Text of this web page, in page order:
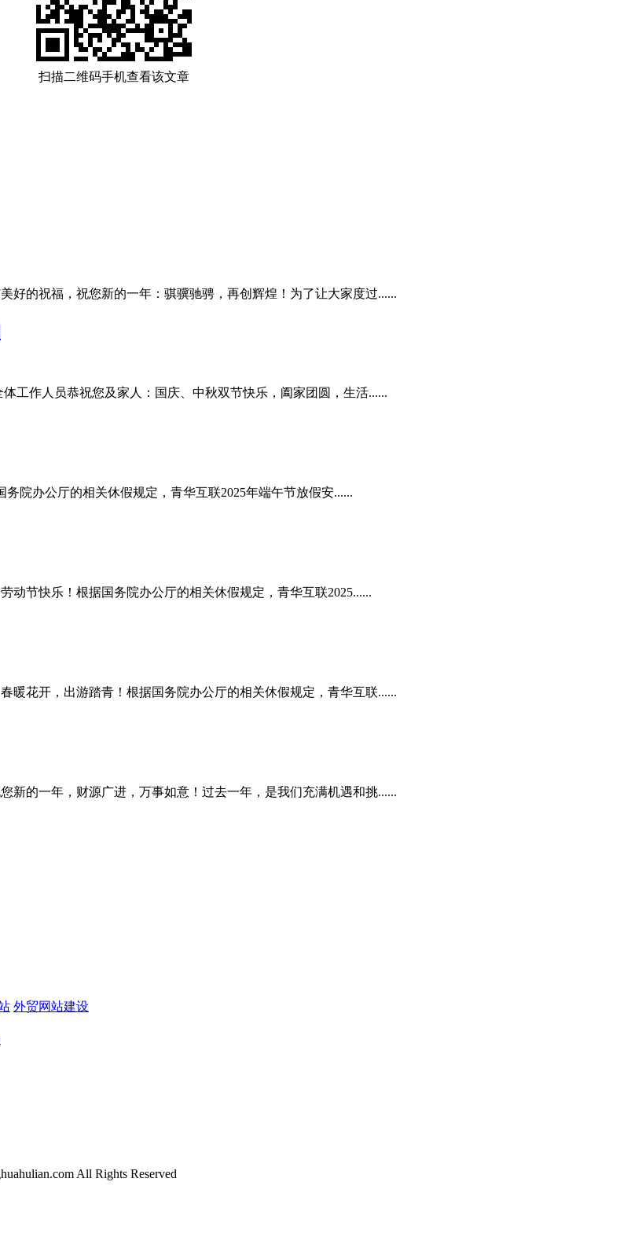
扫描二维码手机查看该文章
好的祝福，祝您新的一年：骐骥驰骋，再创辉煌！为了让大家度过......
工作人员恭祝您及家人：国庆、中秋双节快乐，阖家团圆，生活......
院办公厅的相关休假规定，青华互联2025年端午节放假安......
节快乐！根据国务院办公厅的相关休假规定，青华互联2025......
暖花开，出游踏青！根据国务院办公厅的相关休假规定，青华互联......
新的一年，财源广进，万事如意！过去一年，是我们充满机遇和挑......
外贸网站建设
All Rights Reserved